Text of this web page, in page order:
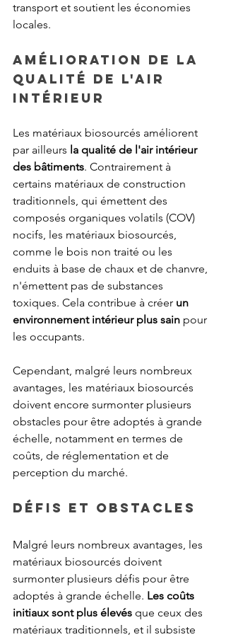
transport et soutient les économies
locales.
Amélioration de la
qualité de l'air
intérieur
Les matériaux biosourcés améliorent
par ailleurs la qualité de l'air intérieur
des bâtiments. Contrairement à
certains matériaux de construction
traditionnels, qui émettent des
composés organiques volatils (COV)
nocifs, les matériaux biosourcés,
comme le bois non traité ou les
enduits à base de chaux et de chanvre,
n'émettent pas de substances
toxiques. Cela contribue à créer un
environnement intérieur plus sain pour
les occupants.
Cependant, malgré leurs nombreux
avantages, les matériaux biosourcés
doivent encore surmonter plusieurs
obstacles pour être adoptés à grande
échelle, notamment en termes de
coûts, de réglementation et de
perception du marché.
Défis et obstacles
Malgré leurs nombreux avantages, les
matériaux biosourcés doivent
surmonter plusieurs défis pour être
adoptés à grande échelle. Les coûts
initiaux sont plus élevés que ceux des
matériaux traditionnels, et il subsiste